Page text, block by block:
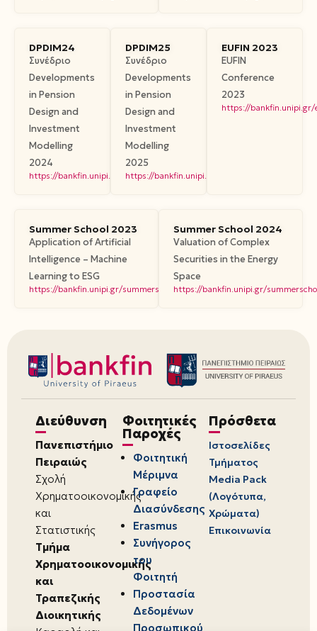
DPDIM24
Συνέδριο
Developments
in Pension
Design and
Investment
Modelling
2024
https://bankfin.unipi.gr/dpdim24/
DPDIM25
Συνέδριο
Developments
in Pension
Design and
Investment
Modelling
2025
https://bankfin.unipi.gr/dpdim25/
EUFIN 2023
EUFIN
Conference
2023
https://
Summer School 2023
Application of Artificial
Intelligence – Machine
Learning to ESG
https://bankfin.unipi.gr/summerschool2023/
Summer School 2024
Valuation of Complex
Securities in the Energy
Space
https://bankfin.unipi.gr/
Διεύθυνση
Πανεπιστήμιο
Πειραιώς
Σχολή
Χρηματοοικονομικής
και
Στατιστικής
Τμήμα
Χρηματοοικονομικής
και
Τραπεζικής
Διοικητικής
Φοιτητικές
Παροχές
Φοιτητική
Μέριμνα
Γραφείο
Διασύνδεσης
Erasmus
Συνήγορος
του
Φοιτητή
Προστασία
Δεδομένων
Προσωπικού
Πρόσθετα
Ιστοσελίδες
Τμήματος
Media Pack
(Λογότυπα,
Χρώματα)
Επικοινωνία